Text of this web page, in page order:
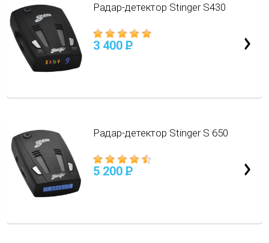
Радар-детектор Stinger S430
3 400 P
Радар-детектор Stinger S 650
5 200 P